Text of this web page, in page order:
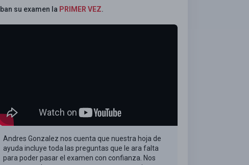
su examen la PRIMER VEZ.
Andres Gonzalez nos cuenta que nuestra hoja de
ayuda incluye toda las preguntas que le ara falta
para poder pasar el examen con confianza. Nos